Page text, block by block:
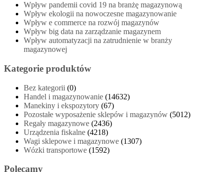
Wpływ pandemii covid 19 na branżę magazynową
Wpływ ekologii na nowoczesne magazynowanie
Wpływ e commerce na rozwój magazynów
Wpływ big data na zarządzanie magazynem
Wpływ automatyzacji na zatrudnienie w branży
magazynowej
Kategorie produktów
Bez kategorii (0)
Handel i magazynowanie (14632)
Manekiny i ekspozytory (67)
Pozostałe wyposażenie sklepów i magazynów (5012)
Regały magazynowe (2436)
Urządzenia fiskalne (4218)
Wagi sklepowe i magazynowe (1307)
Wózki transportowe (1592)
Polecamy